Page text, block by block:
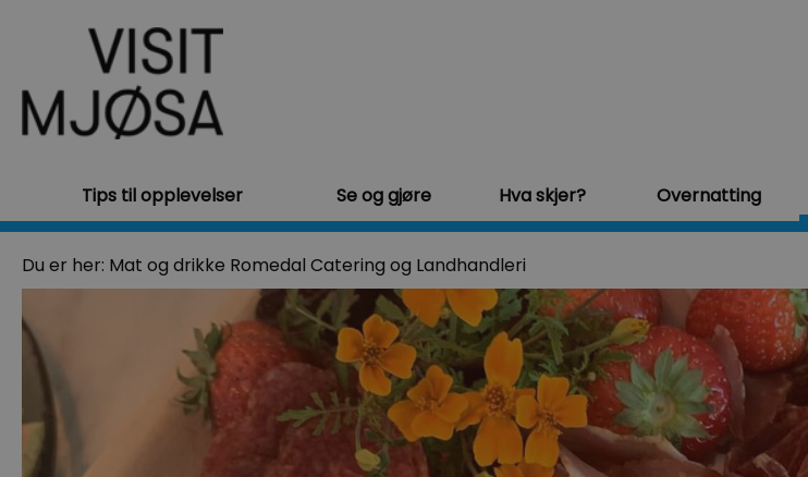
Tips til opplevelser Se og gjøre Hva skjer? Overnatting
Du er her: Mat og drikke Romedal Catering og Landhandleri